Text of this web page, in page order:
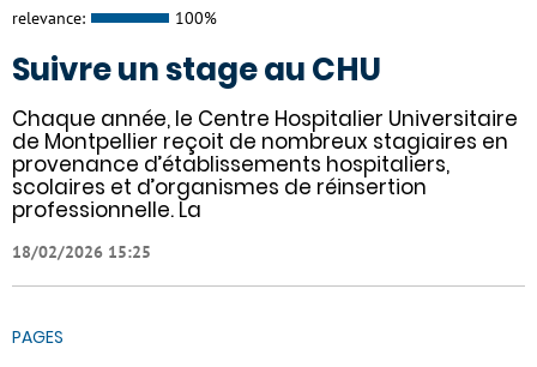
relevance: 100%
Suivre un stage au CHU
Chaque année, le Centre Hospitalier Universitaire
de Montpellier reçoit de nombreux stagiaires en
provenance d’établissements hospitaliers,
scolaires et d’organismes de réinsertion
professionnelle. La
18/02/2026 15:25
PAGES